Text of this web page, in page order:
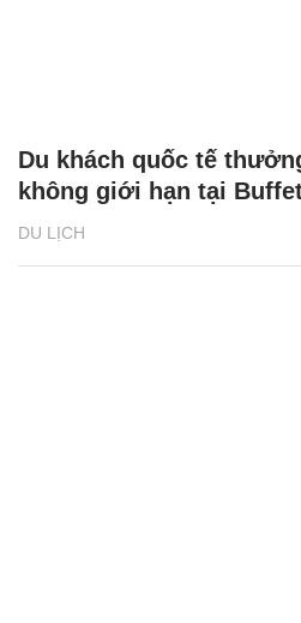
DU LỊCH
Du khách quốc tế
không giới hạn tại